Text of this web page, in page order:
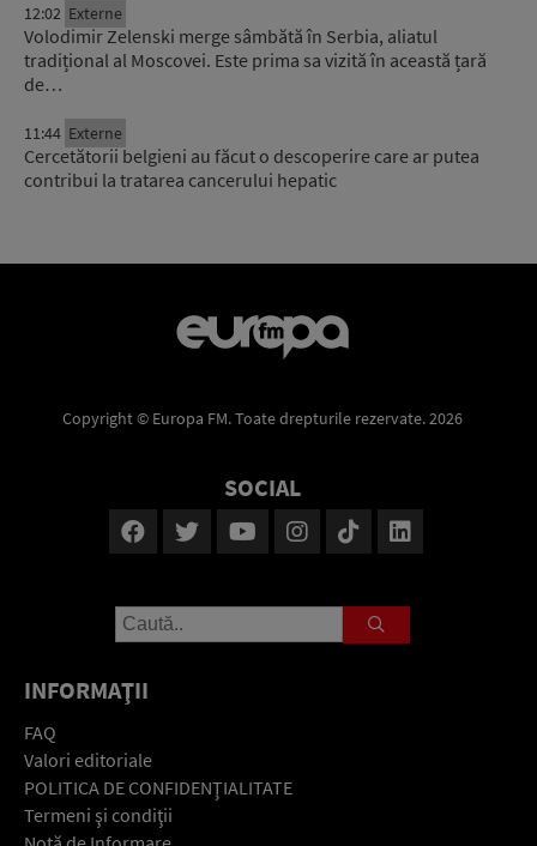
12:02 Externe
Volodimir Zelenski merge sâmbătă în Serbia, aliatul
tradițional al Moscovei. Este prima sa vizită în această țară
de…
11:44 Externe
Cercetătorii belgieni au făcut o descoperire care ar putea
contribui la tratarea cancerului hepatic
Copyright © Europa FM. Toate drepturile rezervate. 2026
SOCIAL
INFORMAŢII
FAQ
Valori editoriale
POLITICA DE CONFIDENŢIALITATE
Termeni şi condiţii